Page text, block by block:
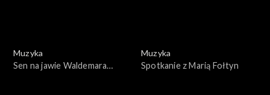
Muzyka
Sen na jawie Waldemara
Muzyka
Spotkanie z Marią Fołtyn